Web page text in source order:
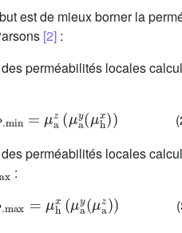
est de mieux borner la
[2] :
perméabilités locales
min= μa z(μay(μh
perméabilités locales
:
max= μh x(μay(μa